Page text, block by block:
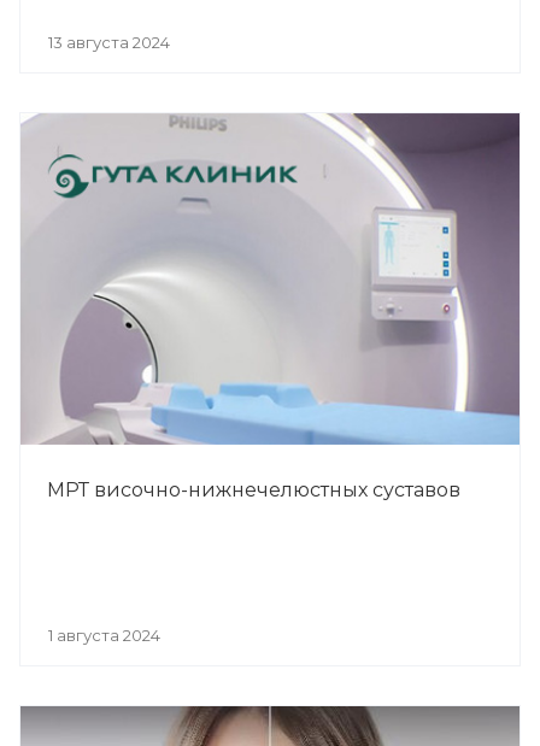
13 августа 2024
МРТ височно-нижнечелюстных суставов
1 августа 2024